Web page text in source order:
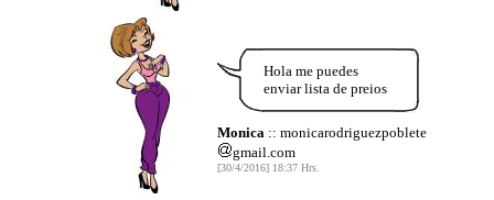
Hola me puedes
enviar lista de preios
Monica :: monicarodriguezpoblete
gmail.com
[30/4/2016] 18:37 Hrs.